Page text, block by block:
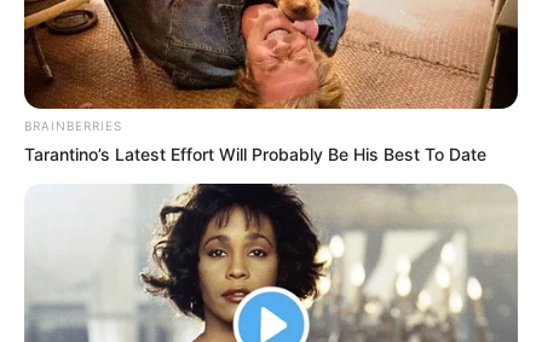
Ia juga menandai anggapan remeh seperti ketidaksetaraan gender
sebagai wanita dan rasisme sebagai orang berkulit gelap dengan
prestasi mencengangkan.
TAGS AKTRIS
SELEBRITI MANCANEGARA
BRAINBERRIES
Tarantino’s Latest Effort Will Probably Be His Best To Date